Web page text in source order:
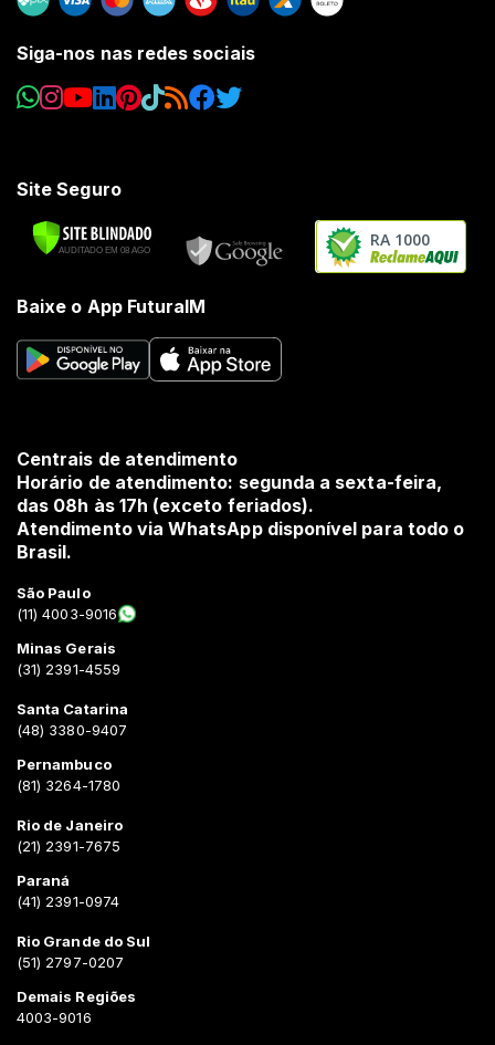
Siga-nos nas redes sociais
Site Seguro
RA 1000
Baixe o App FuturaIM
Centrais de atendimento
Horário de atendimento: segunda a sexta-feira,
das 08h às 17h (exceto feriados).
Atendimento via WhatsApp disponível para todo o
Brasil.
São Paulo
(11) 4003-9016
Minas Gerais
(31) 2391-4559
Santa Catarina
(48) 3380-9407
Pernambuco
(81) 3264-1780
Rio de Janeiro
(21) 2391-7675
Paraná
(41) 2391-0974
Rio Grande do Sul
(51) 2797-0207
Demais Regiões
4003-9016